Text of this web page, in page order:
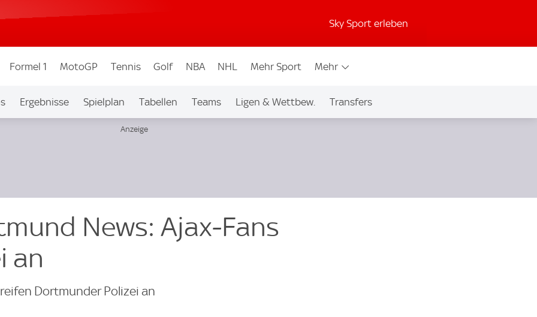
Sky Sport erleben
Formel 1 MotoGP Tennis Golf NBA NHL Mehr Sport Mehr
Ergebnisse Spielplan Tabellen Teams Ligen & Wettbew. Transfers
News: Ajax-Fans
an
Dortmunder Polizei an